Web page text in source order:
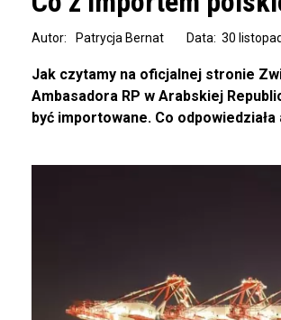
Data: 30
Autor: Patrycja Bernat
Jak czytamy na oficjalnej stronie
Ambasadora RP w Arabskiej
być importowane. Co odpowiedziała